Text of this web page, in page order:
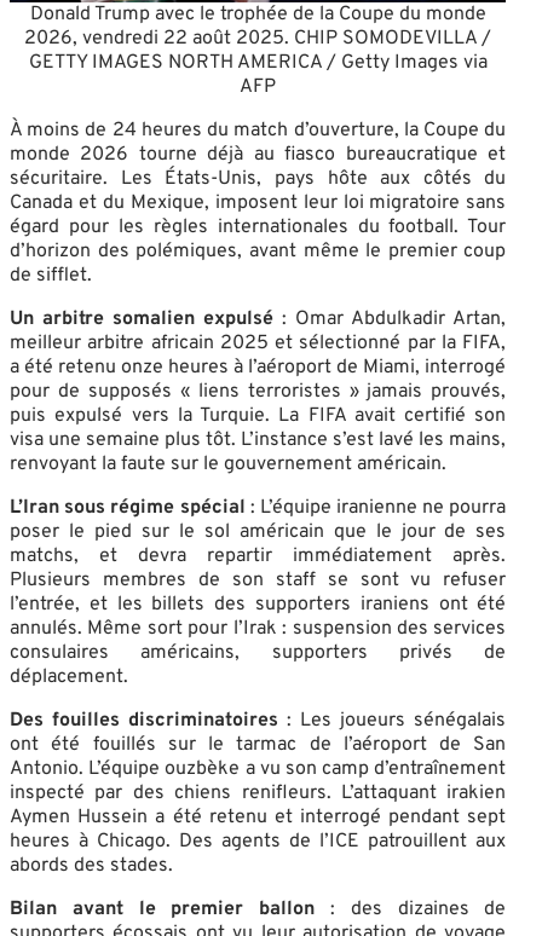
Donald Trump avec le trophée de la Coupe du monde
2026, vendredi 22 août 2025. CHIP SOMODEVILLA /
GETTY IMAGES NORTH AMERICA / Getty Images via
AFP
À moins de 24 heures du match d’ouverture, la Coupe du
monde 2026 tourne déjà au fiasco bureaucratique et
sécuritaire. Les États-Unis, pays hôte aux côtés du
Canada et du Mexique, imposent leur loi migratoire sans
égard pour les règles internationales du football. Tour
d’horizon des polémiques, avant même le premier coup
de sifflet.
Un arbitre somalien expulsé : Omar Abdulkadir Artan,
meilleur arbitre africain 2025 et sélectionné par la FIFA,
a été retenu onze heures à l’aéroport de Miami, interrogé
pour de supposés « liens terroristes » jamais prouvés,
puis expulsé vers la Turquie. La FIFA avait certifié son
visa une semaine plus tôt. L’instance s’est lavé les mains,
renvoyant la faute sur le gouvernement américain.
L’Iran sous régime spécial : L’équipe iranienne ne pourra
poser le pied sur le sol américain que le jour de ses
matchs, et devra repartir immédiatement après.
Plusieurs membres de son staff se sont vu refuser
l’entrée, et les billets des supporters iraniens ont été
annulés. Même sort pour l’Irak : suspension des services
consulaires américains, supporters privés de
déplacement.
Des fouilles discriminatoires : Les joueurs sénégalais
ont été fouillés sur le tarmac de l’aéroport de San
Antonio. L’équipe ouzbèke a vu son camp d’entraînement
inspecté par des chiens renifleurs. L’attaquant irakien
Aymen Hussein a été retenu et interrogé pendant sept
heures à Chicago. Des agents de l’ICE patrouillent aux
abords des stades.
Bilan avant le premier ballon : des dizaines de